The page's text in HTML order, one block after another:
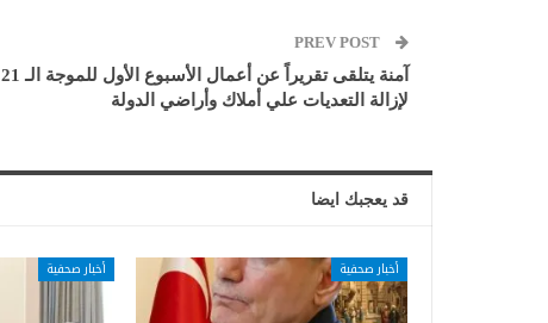
آمنة يتلقى تقريراً عن أعمال الأسبوع الأول للموجة الـ 21
لإزالة التعديات علي أملاك وأراضي الدولة
قد يعجبك ايضا
أخبار صحفية أخبار صحفية